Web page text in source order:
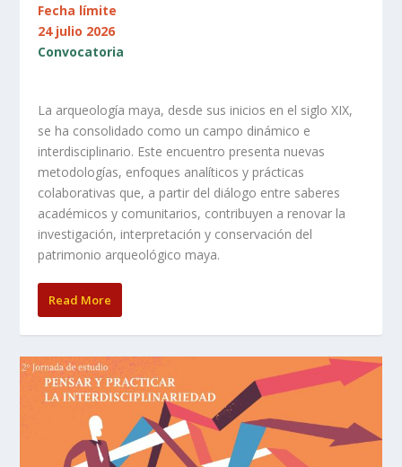
Fecha límite
24 julio 2026
Convocatoria
La arqueología maya, desde sus inicios en el siglo XIX,
se ha consolidado como un campo dinámico e
interdisciplinario. Este encuentro presenta nuevas
metodologías, enfoques analíticos y prácticas
colaborativas que, a partir del diálogo entre saberes
académicos y comunitarios, contribuyen a renovar la
investigación, interpretación y conservación del
patrimonio arqueológico maya.
Read More